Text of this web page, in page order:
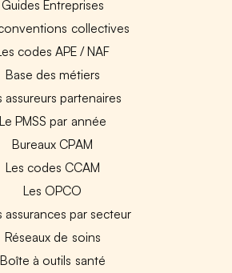
Guides Entreprises
collectives
codes APE / NAF
Base des métiers
assureurs partenaires
Le PMSS par année
Bureaux CPAM
Les codes CCAM
Les OPCO
assurances par secteur
Réseaux de soins
Boîte à outils santé